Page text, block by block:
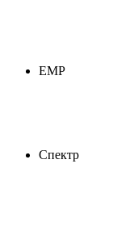
ЕМР
Спектр